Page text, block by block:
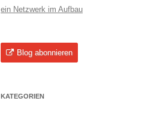
ein Netzwerk im Aufbau
Blog abonnieren
KATEGORIEN